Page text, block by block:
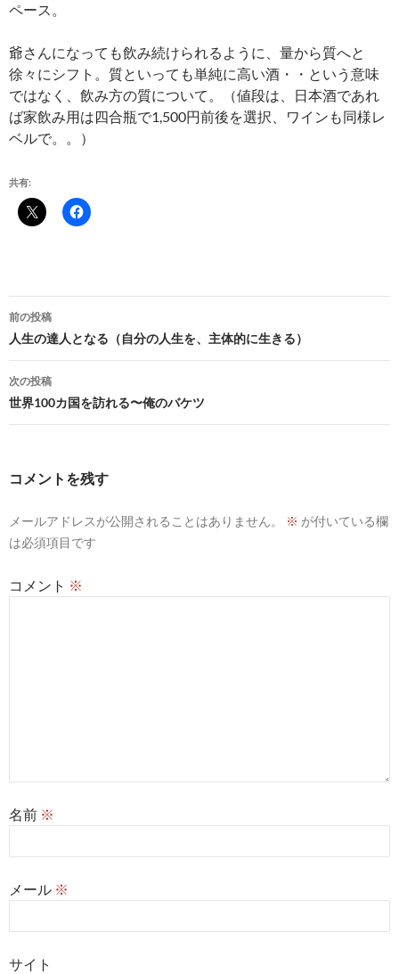
ペース。
爺さんになっても飲み続けられるように、量から質へと
徐々にシフト。質といっても単純に高い酒・・という意味
ではなく、飲み方の質について。（値段は、日本酒であれ
ば家飲み用は四合瓶で1,500円前後を選択、ワインも同様レ
ベルで。。）
共有:
投
稿
ナ
ビ
ゲ
ョ
前の投稿
人生の達人となる（自分の人生を、主体的に生きる）
次の投稿
世界100カ国を訪れる〜俺のバケツ
コメントを残す
メールアドレスが公開されることはありません。 ※ が付いている欄
は必須項目です
コメント ※
名前 ※
メール ※
サイト